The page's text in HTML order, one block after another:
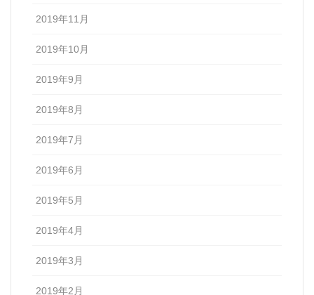
2019年11月
2019年10月
2019年9月
2019年8月
2019年7月
2019年6月
2019年5月
2019年4月
2019年3月
2019年2月